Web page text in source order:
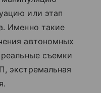
или этап
Именно такие
автономных
съемки
экстремальная